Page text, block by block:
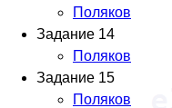
Поляков
Задание 14
Поляков
Задание 15
Поляков